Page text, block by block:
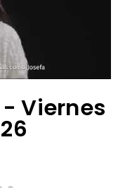
Viernes